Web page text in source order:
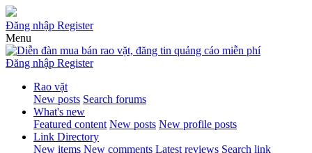
Đăng nhập Register
Menu
Đăng nhập Register
Rao vặt
New posts Search forums
What's new
Featured content New posts New profile posts
Link Directory
New items New comments Latest reviews Search link